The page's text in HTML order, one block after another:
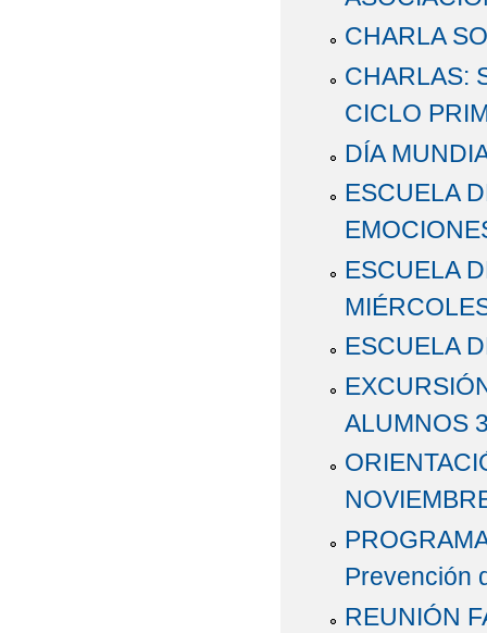
CHARLA
CHARLAS:
CICLO
DÍA
ESCUELA
ESCUELA
ESCUELA
ALUMNOS
Prevención
REUNIÓN